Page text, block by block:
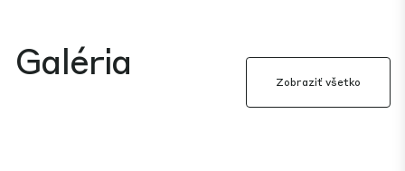
Galéria Zobraziť všetko